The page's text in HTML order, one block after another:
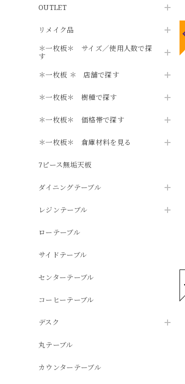
OUTLET
リメイク品
＊一枚板＊ サイズ／使用人数で探
す
＊一枚板 ＊ 店舗で探す
＊一枚板＊ 樹種で探す
＊一枚板＊ 価格帯で探す
＊一枚板＊ 倉庫材料を見る
7ピース無垢天板
ダイニングテーブル
レジンテーブル
ローテーブル
サイドテーブル
センターテーブル
コーヒーテーブル
デスク
丸テーブル
カウンターテーブル